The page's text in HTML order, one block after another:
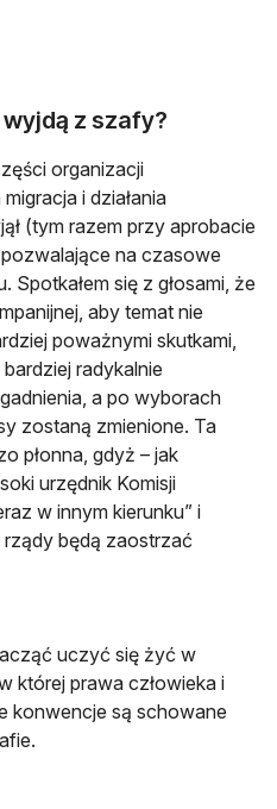
z szafy?
organizacji
i działania
(tym razem przy aprobacie
na czasowe
się z głosami, że
aby temat nie
poważnymi skutkami,
radykalnie
a po wyborach
zostaną zmienione. Ta
płonna, gdyż – jak
urzędnik Komisji
w innym kierunku” i
będą zaostrzać
uczyć się żyć w
której prawa człowieka i
konwencje są schowane